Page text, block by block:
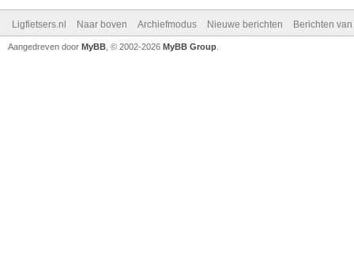
Ligfietsers.nl Naar boven Archiefmodus Nieuwe berichten Berichten
Aangedreven door MyBB , © 2002-2026 MyBB Group